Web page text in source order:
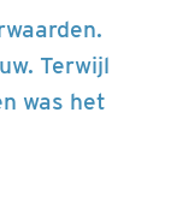
Terwijl
was het